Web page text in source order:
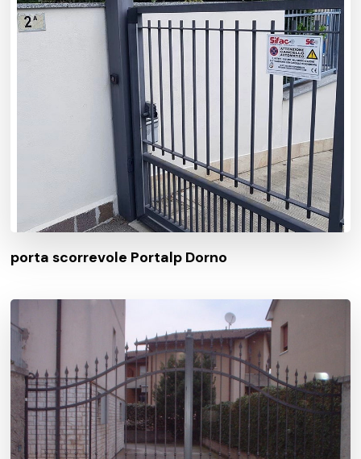
porta scorrevole Portalp Dorno